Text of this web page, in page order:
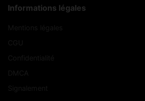
Informations légales